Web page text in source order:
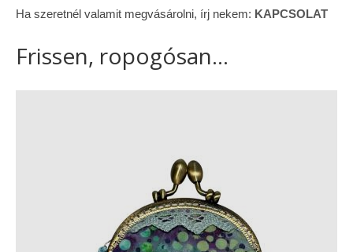
Általános Szerződési Feltételek
Blog
Ha szeretnél valamit megvásárolni, írj nekem: KAPCSOLAT
Frissen, ropogósan...